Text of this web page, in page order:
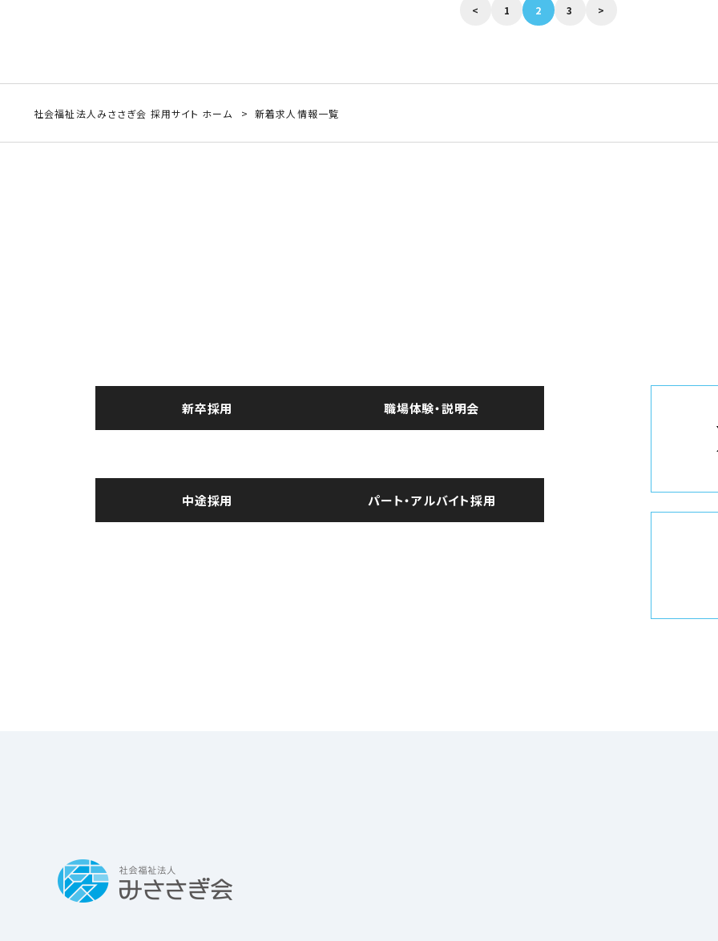
< 1 2 3 >
社会福祉法人みささぎ会 採用サイト ホーム 新着求人情報一覧
新卒採用 職場体験・説明会
中途採用 パート・アルバイト採用